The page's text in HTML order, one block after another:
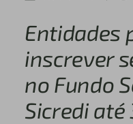
Entidades
inscrever
no Fundo
Sicredi até